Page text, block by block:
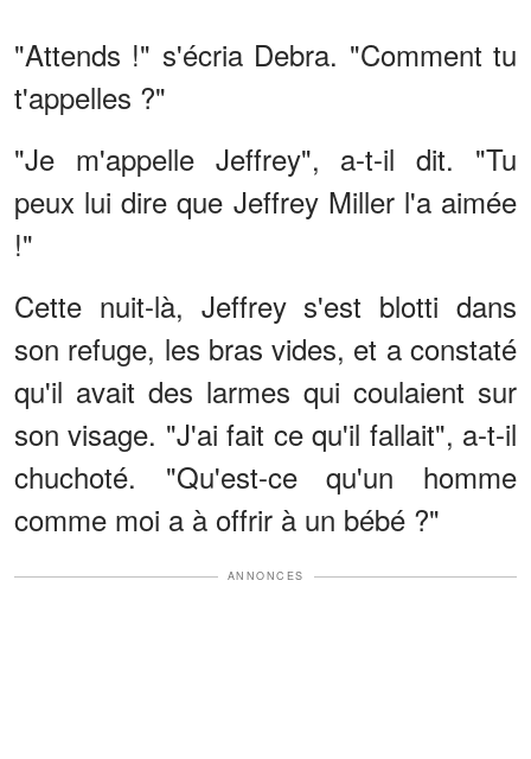
"Attends !" s'écria Debra. "Comment tu
t'appelles ?"
"Je m'appelle Jeffrey", a-t-il dit. "Tu
peux lui dire que Jeffrey Miller l'a aimée
!"
Cette nuit-là, Jeffrey s'est blotti dans
son refuge, les bras vides, et a constaté
qu'il avait des larmes qui coulaient sur
son visage. "J'ai fait ce qu'il fallait", a-t-il
chuchoté. "Qu'est-ce qu'un homme
comme moi a à offrir à un bébé ?"
ANNONCES